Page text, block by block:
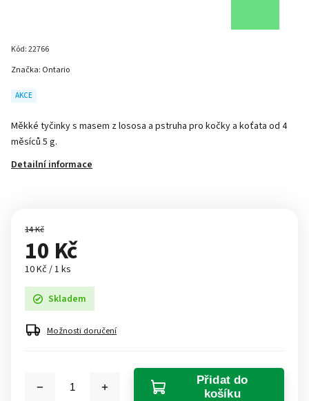
Kód:22766
Měkké tyčinky s masem z lososa a pstruha pro kočky a koťata od 4
měsíců 5 g.
Detailní informace
AKCE
Značka: Ontario
14 Kč
10 Kč
10 Kč / 1 ks
Skladem
Možnosti doručení
Přidat do
košíku